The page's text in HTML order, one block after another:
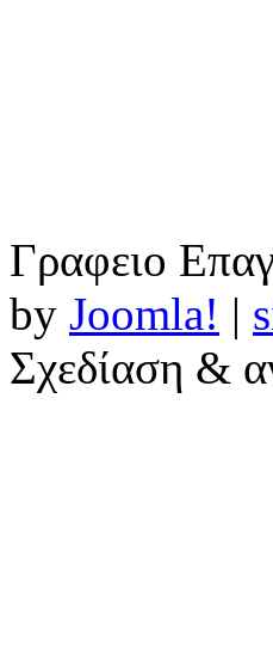
Γραφειο
by Joomla! |
Σχεδίαση &